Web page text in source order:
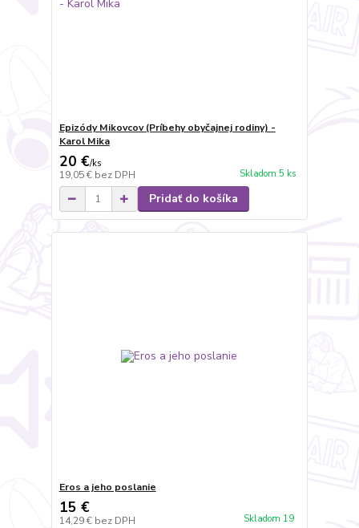
Epizódy Mikovcov (Príbehy obyčajnej rodiny) -
Karol Mika
20 €/ks
19,05 € bez DPH Skladom 5 ks
Pridať do košíka
Eros a jeho poslanie
15 €
14,29 € bez DPH Skladom 19